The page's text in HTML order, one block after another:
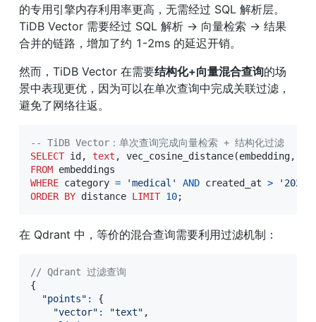
的专用引擎内存利用率更高，无需经过 SQL 解析层。
TiDB Vector 需要经过 SQL 解析 → 向量检索 → 结果
合并的链路，增加了约 1-2ms 的延迟开销。
然而，TiDB Vector 在需要结构化+向量混合查询的场
景中表现更优，因为可以在单次查询中完成关联过滤，
避免了网络往返。
-- TiDB Vector：单次查询完成向量检索 + 结构化过滤
SELECT id, text , vec_cosine_distance(embedding,
FROM
WHERE category = 'medical' AND created_at >
'2025-
ORDER BY distance LIMIT 10;
在 Qdrant 中，等价的混合查询需要利用过滤机制：
// Qdrant 过滤查询
{
"points" :
{
"vector" : "text" ,